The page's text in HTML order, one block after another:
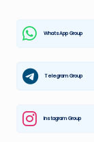
k:
a
t
e
Around
World
WhatsApp Group
Telegram Group
Instagram Group